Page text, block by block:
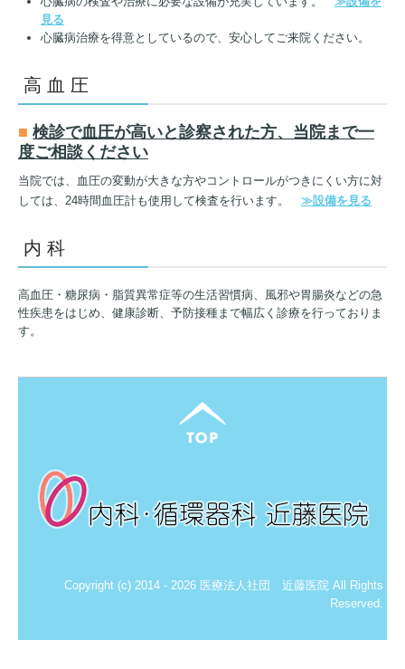
見る
心臓病治療を得意としているので、安心してご来院ください。
高 血 圧
■ 検診で血圧が高いと診察された方、当院まで一
度ご相談ください
当院では、血圧の変動が大きな方やコントロールがつきにくい方に対
しては、24時間血圧計も使用して検査を行います。 ≫設備を見る
内 科
高血圧・糖尿病・脂質異常症等の生活習慣病、風邪や胃腸炎などの急
性疾患をはじめ、健康診断、予防接種まで幅広く診療を行っておりま
す。
Copyright (c) 2014 - 2026 医療法人社団 近藤医院 All Rights
Reserved.